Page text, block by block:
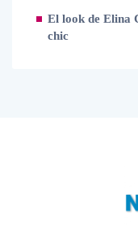
El look de Elina
chic